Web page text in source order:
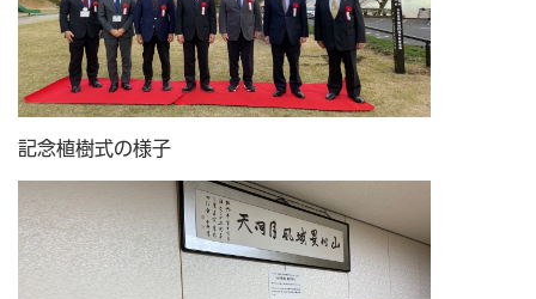
記念植樹式の様子